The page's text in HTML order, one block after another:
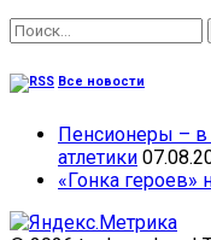
Найти:
Все новости
Пенсионеры – в
атлетики
«Гонка героев»